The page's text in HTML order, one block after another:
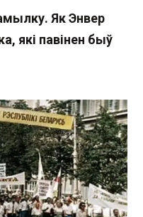
Як Энвер
які павінен быў